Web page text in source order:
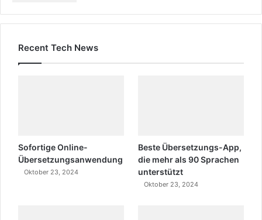
Recent Tech News
Sofortige Online-
Übersetzungsanwendung
Oktober 23, 2024
Beste Übersetzungs-App,
die mehr als 90 Sprachen
unterstützt
Oktober 23, 2024